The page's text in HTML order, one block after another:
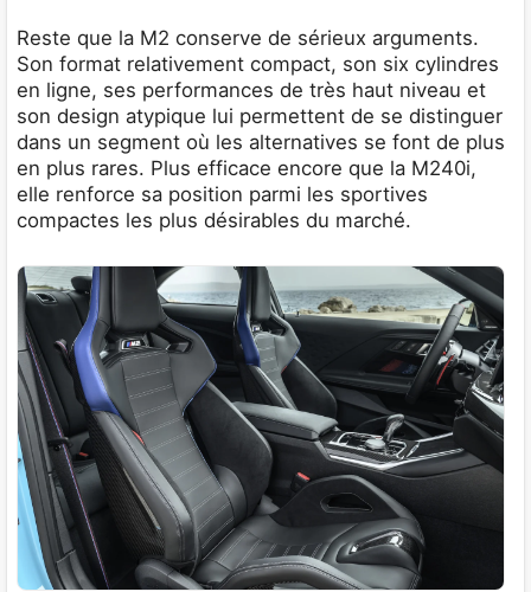
Reste que la M2 conserve de sérieux arguments.
Son format relativement compact, son six cylindres
en ligne, ses performances de très haut niveau et
son design atypique lui permettent de se distinguer
dans un segment où les alternatives se font de plus
en plus rares. Plus efficace encore que la M240i,
elle renforce sa position parmi les sportives
compactes les plus désirables du marché.